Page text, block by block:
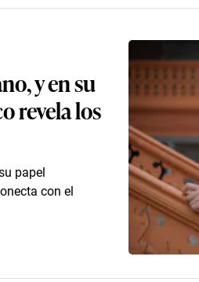
y en su
revela los
papel
con el